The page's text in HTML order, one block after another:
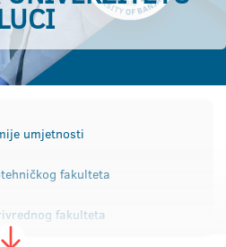
umjetnosti
fakulteta
fakulteta